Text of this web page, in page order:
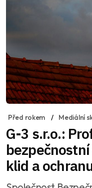
Před rokem Mediální
G-3 s.r.o.:
klid a